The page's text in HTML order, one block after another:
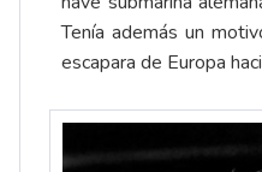
Tenía además un
escapara de Europa